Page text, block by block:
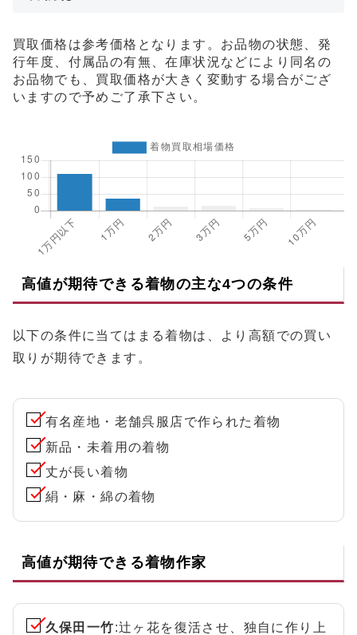
買取価格は参考価格となります。お品物の状態、発
行年度、付属品の有無、在庫状況などにより同名の
お品物でも、買取価格が大きく変動する場合がござ
いますので予めご了承下さい。
高値が期待できる着物の主な4つの条件
以下の条件に当てはまる着物は、より高額での買い
取りが期待できます。
有名産地・老舗呉服店で作られた着物
新品・未着用の着物
丈が長い着物
絹・麻・綿の着物
高値が期待できる着物作家
久保田一竹:辻ヶ花を復活させ、独自に作り上